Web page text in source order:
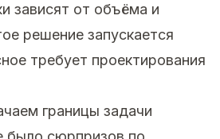
зависят от объёма и
решение запускается
требует проектирования
границы задачи